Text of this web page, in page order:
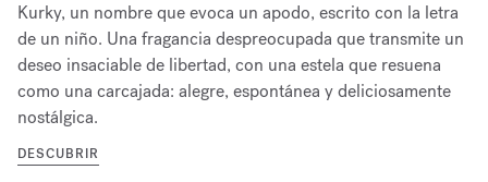
Kurky, un nombre que evoca un apodo, escrito con la letra
de un niño. Una fragancia despreocupada que transmite un
deseo insaciable de libertad, con una estela que resuena
como una carcajada: alegre, espontánea y deliciosamente
nostálgica.
DESCUBRIR